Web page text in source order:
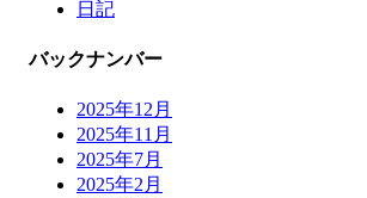
日記
バックナンバー
2025年12月
2025年11月
2025年7月
2025年2月